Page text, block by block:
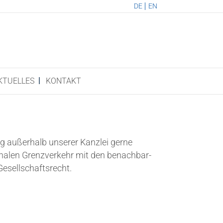
DE EN
KON­TAKT
außer­halb unse­rer Kanz­lei ger­ne
Grenz­ver­kehr mit den benach­bar­